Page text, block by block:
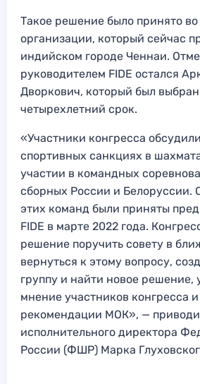
Такое решение было принято
организации, который сейчас
индийском городе Ченнаи.
руководителем FIDE остался
Дворкович, который был
четырехлетний срок.
«Участники конгресса
спортивных санкциях в
участии в командных
сборных России и Белоруссии.
этих команд были приняты
FIDE в марте 2022 года.
решение поручить совету в
вернуться к этому вопросу,
группу и найти новое
мнение участников конгресса
рекомендации МОК», —
исполнительного директора
России (ФШР) Марка